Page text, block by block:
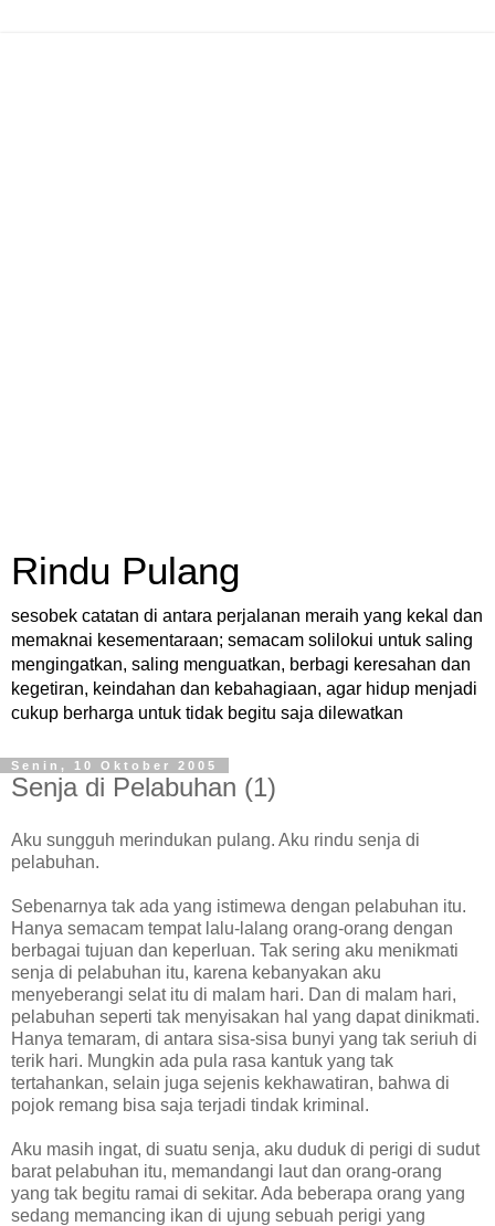
Rindu Pulang
sesobek catatan di antara perjalanan meraih yang kekal dan
memaknai kesementaraan; semacam solilokui untuk saling
mengingatkan, saling menguatkan, berbagi keresahan dan
kegetiran, keindahan dan kebahagiaan, agar hidup menjadi
cukup berharga untuk tidak begitu saja dilewatkan
Senin, 10 Oktober 2005
Senja di Pelabuhan (1)
Aku sungguh merindukan pulang. Aku rindu senja di
pelabuhan.
Sebenarnya tak ada yang istimewa dengan pelabuhan itu.
Hanya semacam tempat lalu-lalang orang-orang dengan
berbagai tujuan dan keperluan. Tak sering aku menikmati
senja di pelabuhan itu, karena kebanyakan aku
menyeberangi selat itu di malam hari. Dan di malam hari,
pelabuhan seperti tak menyisakan hal yang dapat dinikmati.
Hanya temaram, di antara sisa-sisa bunyi yang tak seriuh di
terik hari. Mungkin ada pula rasa kantuk yang tak
tertahankan, selain juga sejenis kekhawatiran, bahwa di
pojok remang bisa saja terjadi tindak kriminal.
Aku masih ingat, di suatu senja, aku duduk di perigi di sudut
barat pelabuhan itu, memandangi laut dan orang-orang
yang tak begitu ramai di sekitar. Ada beberapa orang yang
sedang memancing ikan di ujung sebuah perigi yang